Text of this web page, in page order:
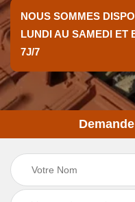
NOUS SOMMES
LUNDI AU SAMEDI ET
7J/7